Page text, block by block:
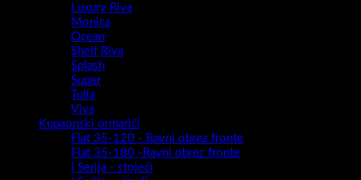
Flat 35-180 -Ravni obrez fronte
I Serija - stojeći
I Serija - viseći
Kiara 15-100 - Viseći ormarići
KIARA 50/15/100
KIARA 70/15/100
KIARA 80/15/100
Kiara 30-180 - Viseći ormarići
Kiara 40-150 - Viseći ormarići